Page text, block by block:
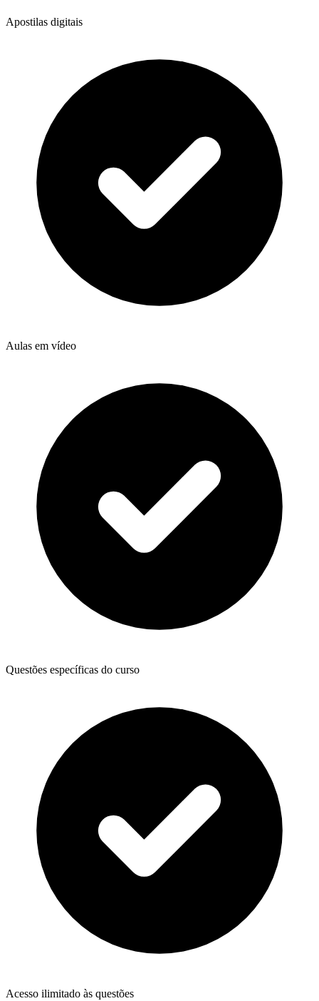
Apostilas digitais
Aulas em vídeo
Questões específicas do curso
Acesso ilimitado às questões